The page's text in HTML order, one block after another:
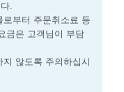
.
부터 주문취소료 등
금은 고객님이 부담
않도록 주의하십시